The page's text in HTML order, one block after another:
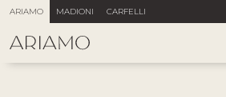
ARIAMO MADIONI CARFELLI